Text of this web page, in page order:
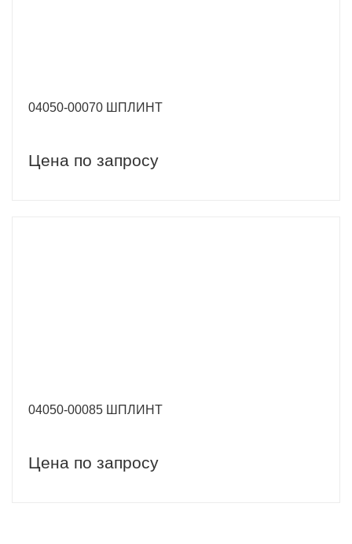
04050-00070 ШПЛИНТ
Цена по запросу
04050-00085 ШПЛИНТ
Цена по запросу